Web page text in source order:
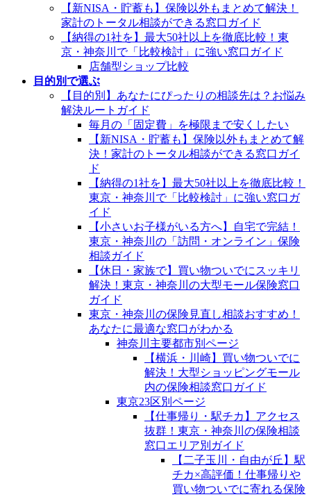
【新NISA・貯蓄も】保険以外もまとめて解決！
家計のトータル相談ができる窓口ガイド
【納得の1社を】最大50社以上を徹底比較！東
京・神奈川で「比較検討」に強い窓口ガイド
店舗型ショップ比較
目的別で選ぶ
【目的別】あなたにぴったりの相談先は？お悩み
解決ルートガイド
毎月の「固定費」を極限まで安くしたい
【新NISA・貯蓄も】保険以外もまとめて解
決！家計のトータル相談ができる窓口ガイ
ド
【納得の1社を】最大50社以上を徹底比較！
東京・神奈川で「比較検討」に強い窓口ガ
イド
【小さいお子様がいる方へ】自宅で完結！
東京・神奈川の「訪問・オンライン」保険
相談ガイド
【休日・家族で】買い物ついでにスッキリ
解決！東京・神奈川の大型モール保険窓口
ガイド
東京・神奈川の保険見直し相談おすすめ！
あなたに最適な窓口がわかる
神奈川主要都市別ページ
【横浜・川崎】買い物ついでに
解決！大型ショッピングモール
内の保険相談窓口ガイド
東京23区別ページ
【仕事帰り・駅チカ】アクセス
抜群！東京・神奈川の保険相談
窓口エリア別ガイド
【二子玉川・自由が丘】駅
チカ×高評価！仕事帰りや
買い物ついでに寄れる保険